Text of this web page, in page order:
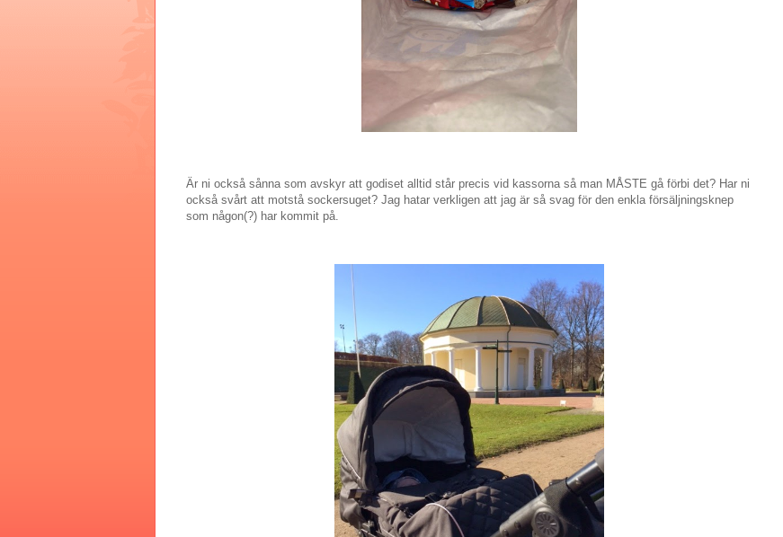
Är ni också sånna som avskyr att godiset alltid står precis vid kassorna så man MÅSTE gå förbi det? Har ni
också svårt att motstå sockersuget? Jag hatar verkligen att jag är så svag för den enkla försäljningsknep
som någon(?) har kommit på.